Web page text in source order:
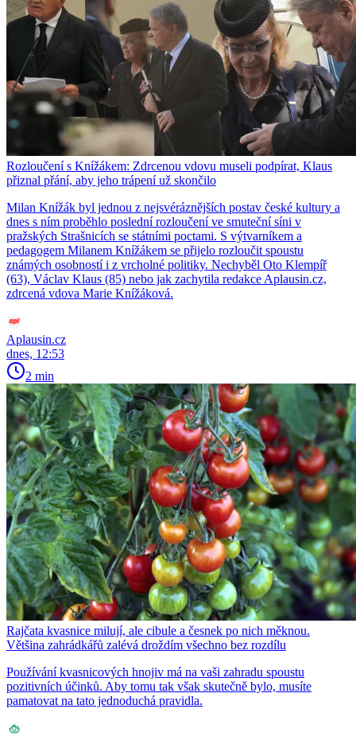
Rozloučení s Knížákem: Zdrcenou vdovu museli podpírat, Klaus
přiznal přání, aby jeho trápení už skončilo
Milan Knížák byl jednou z nejsvéráznějších postav české kultury a
dnes s ním proběhlo poslední rozloučení ve smuteční síni v
pražských Strašnicích se státními poctami. S výtvarníkem a
pedagogem Milanem Knížákem se přijelo rozloučit spoustu
známých osobností i z vrcholné politiky. Nechyběl Oto Klempíř
(63), Václav Klaus (85) nebo jak zachytila redakce Aplausin.cz,
zdrcená vdova Marie Knížáková.
Aplausin.cz
dnes, 12:53
2 min
Rajčata kvasnice milují, ale cibule a česnek po nich měknou.
Většina zahrádkářů zalévá droždím všechno bez rozdílu
Používání kvasnicových hnojiv má na vaši zahradu spoustu
pozitivních účinků. Aby tomu tak však skutečně bylo, musíte
pamatovat na tato jednoduchá pravidla.